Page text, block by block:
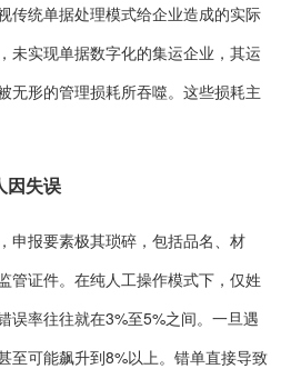
传统单据处理模式给企业造成的实际
未实现单据数字化的集运企业，其运
无形的管理损耗所吞噬。这些损耗主
因失误
申报要素极其琐碎，包括品名、材
管证件。在纯人工操作模式下，仅姓
误率往往就在3%至5%之间。一旦遇
至可能飙升到8%以上。错单直接导致